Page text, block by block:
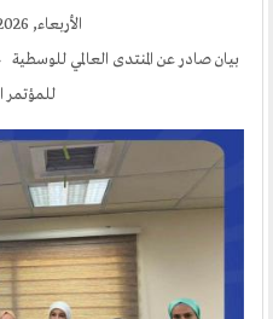
الأربعاء, August 5, 2026
بيان صادر عن المنتدى العالمي للوسطية
للمؤتمر